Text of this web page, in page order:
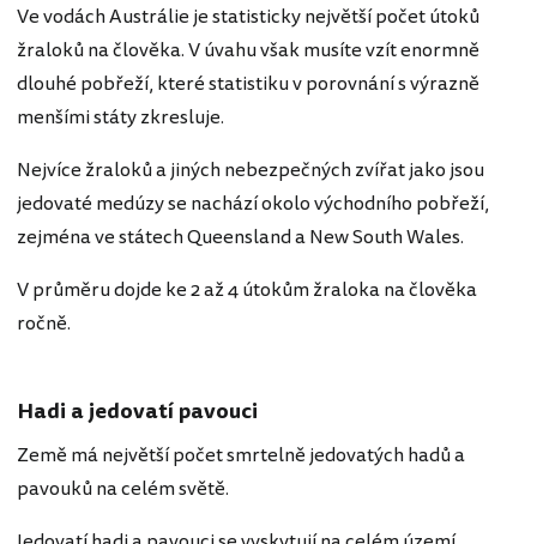
Ve vodách Austrálie je statisticky největší počet útoků
žraloků na člověka. V úvahu však musíte vzít enormně
dlouhé pobřeží, které statistiku v porovnání s výrazně
menšími státy zkresluje.
Nejvíce žraloků a jiných nebezpečných zvířat jako jsou
jedovaté medúzy se nachází okolo východního pobřeží,
zejména ve státech Queensland a New South Wales.
V průměru dojde ke 2 až 4 útokům žraloka na člověka
ročně.
Hadi a jedovatí pavouci
Země má největší počet smrtelně jedovatých hadů a
pavouků na celém světě.